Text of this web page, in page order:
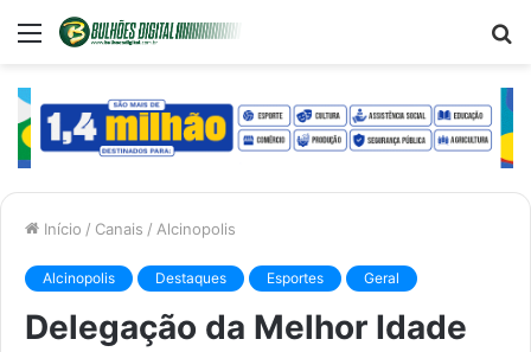
Menu
Início / Canais / Alcinopolis
Alcinopolis Destaques Esportes Geral
Delegação da Melhor Idade